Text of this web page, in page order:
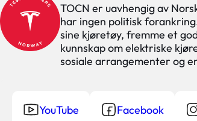
TOCN er uavhengig av
har ingen politisk
sine kjøretøy, fremme et
kunnskap om elektriske
sosiale arrangementer og
YouTube Facebook